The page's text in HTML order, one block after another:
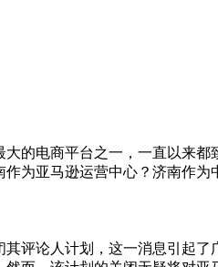
的电商平台之一，一直以来
为亚马逊运营中心？济南作
评论人计划，这一消息引起